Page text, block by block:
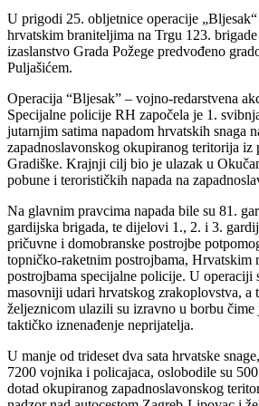
U prigodi 25. obljetnice operacije
hrvatskim braniteljima na Trgu 123.
izaslanstvo Grada Požege predvođeno
Puljašićem.
Operacija “Bljesak” – vojno-redarstvena
Specijalne policije RH započela je 1.
jutarnjim satima napadom hrvatskih snaga
zapadnoslavonskog okupiranog teritorija
Gradiške. Krajnji cilj bio je ulazak u
pobune i terorističkih napada na
Na glavnim pravcima napada bile su 81.
gardijska brigada, te dijelovi 1., 2. i 3.
pričuvne i domobranske postrojbe
topničko-raketnim postrojbama, Hrvatskim
postrojbama specijalne policije. U operaciji
masovniji udari hrvatskog zrakoplovstva, a
željeznicom ulazili su izravno u borbu čime
taktičko iznenađenje neprijatelja.
U manje od trideset dva sata hrvatske
7200 vojnika i policajaca, oslobodile su
dotad okupiranog zapadnoslavonskog